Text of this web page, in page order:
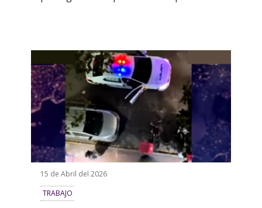
15 de Abril del 2026
TRABAJO